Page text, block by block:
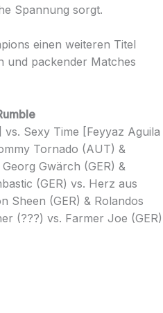
Spannung sorgt.
einen weiteren Titel
und packender Matches
Sexy Time [Feyyaz Aguila
Tornado (AUT) &
Gwärch (GER) &
(GER) vs. Herz aus
Sheen (GER) & Rolandos
(???) vs. Farmer Joe (GER)